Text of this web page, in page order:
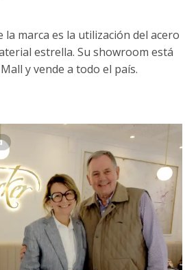
la marca es la utilización del acero
estrella. Su showroom está
y vende a todo el país.